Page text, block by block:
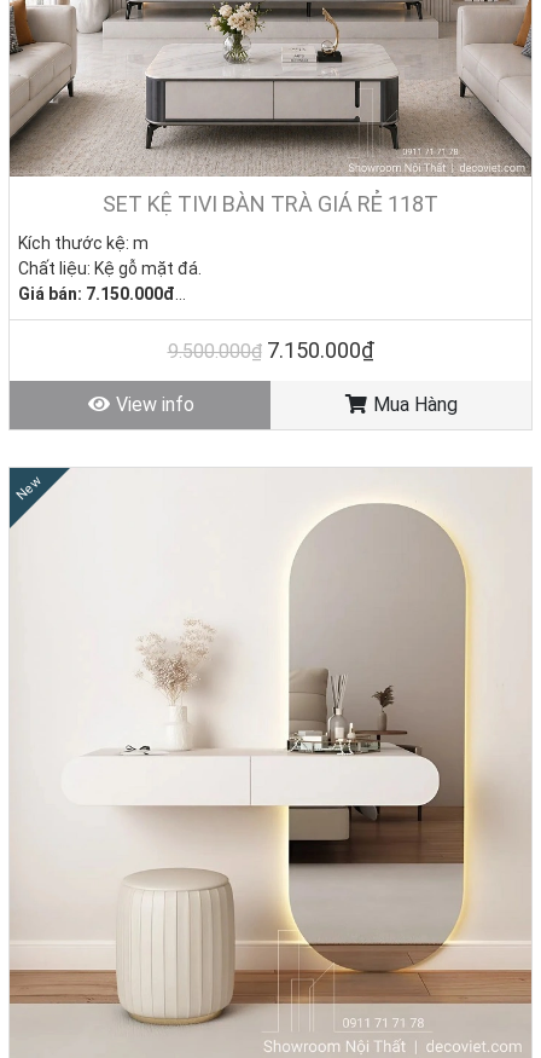
SET KỆ TIVI BÀN TRÀ GIÁ RẺ 118T
Kích thước kệ: m
Chất liệu: Kệ gỗ mặt đá.
Giá bán: 7.150.000đ
Bàn sofa –Giá: 0đ
Tình trạng: Hàng mới - Còn hàng.
9.500.000₫ 7.150.000₫
View info Mua Hàng
New